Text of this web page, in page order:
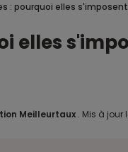
: pourquoi elles
elles
Meilleurtaux . Mis à jour